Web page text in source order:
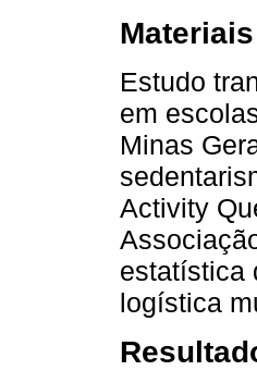
Estudo
em
Minas
Activity
estatística
logística